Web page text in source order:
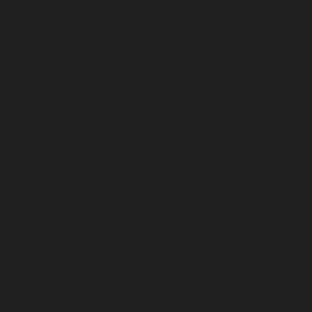
Maja Šuput i